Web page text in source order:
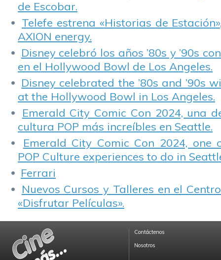
de Escobar.
Telefe estrena «Historias de
AXION energy.
Disney celebró los años ’80s y ’90s
en el Hollywood Bowl de Los Angeles.
Disney celebrated the ’80s and ’90s
at the Hollywood Bowl in Los Angeles.
Emerald City Comic Con 2024, una
cultura POP más increíbles en Seattle.
Emerald City Comic Con 2024,
POP Culture experiences to do in
Ferrari
Nuevos Cursos y Talleres en el
«Disfrutar Películas».
Contáctenos
Nosotros